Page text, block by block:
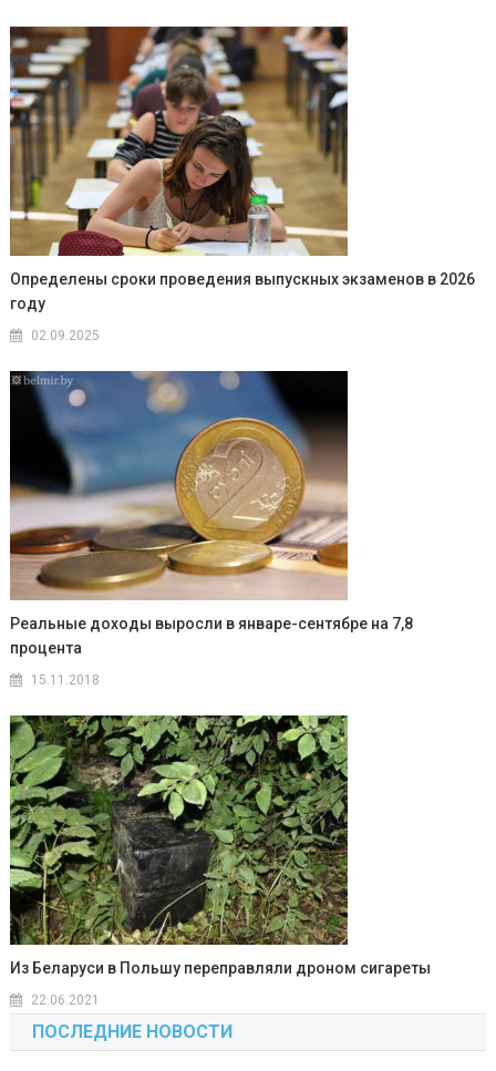
Определены сроки проведения выпускных экзаменов в 2026
году
02.09.2025
Реальные доходы выросли в январе-сентябре на 7,8
процента
15.11.2018
Из Беларуси в Польшу переправляли дроном сигареты
22.06.2021
ПОСЛЕДНИЕ НОВОСТИ